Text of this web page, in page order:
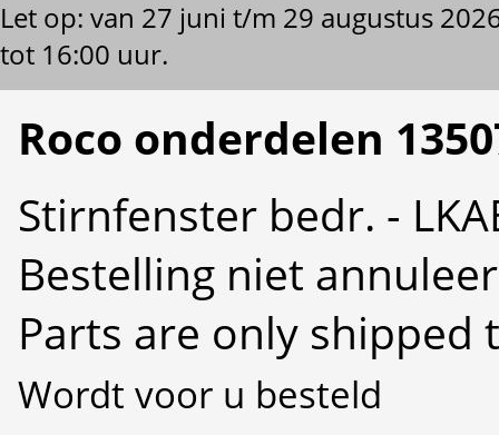
Let op: van 27 juni t/m 29 augustus
tot 16:00 uur.
Roco onderdelen
Stirnfenster bedr. -
Bestelling niet
Parts are only shipped
Wordt voor u besteld